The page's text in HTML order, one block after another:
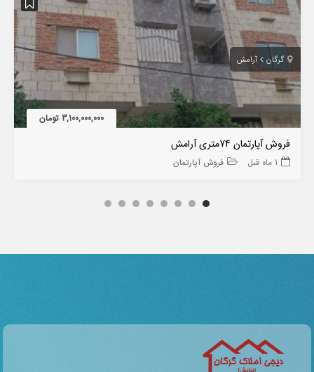
گرگان آرامش
3,100,000,000 تومان
فروش آپارتمان 74متری آرامش
1 ماه قبل فروش آپارتمان